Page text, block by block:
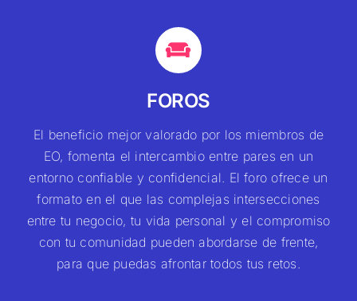
FOROS
El beneficio mejor valorado por los miembros de
EO, fomenta el intercambio entre pares en un
entorno confiable y confidencial. El foro ofrece un
formato en el que las complejas intersecciones
entre tu negocio, tu vida personal y el compromiso
con tu comunidad pueden abordarse de frente,
para que puedas afrontar todos tus retos.